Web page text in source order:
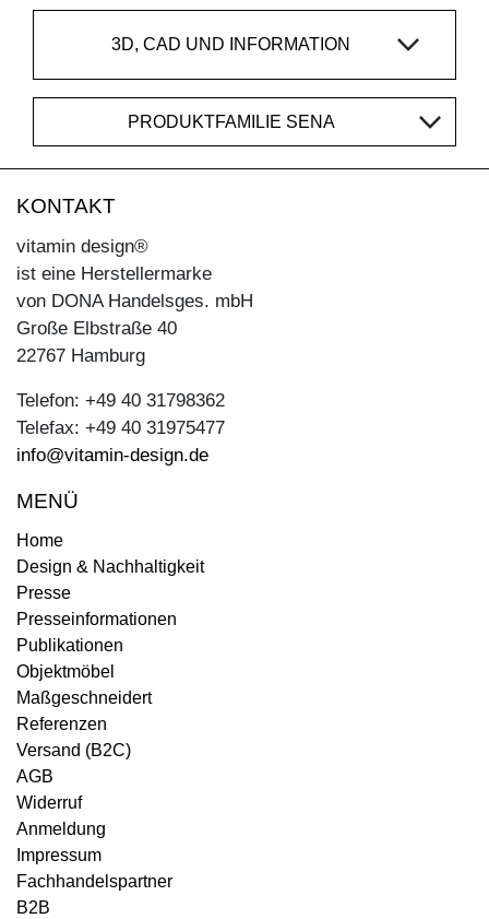
3D, CAD UND INFORMATION
PRODUKTFAMILIE SENA
KONTAKT
vitamin design®
ist eine Herstellermarke
von DONA Handelsges. mbH
Große Elbstraße 40
22767 Hamburg
Telefon: +49 40 31798362
Telefax: +49 40 31975477
info@vitamin-design.de
MENÜ
Home
Design & Nachhaltigkeit
Presse
Presseinformationen
Publikationen
Objektmöbel
Maßgeschneidert
Referenzen
Versand (B2C)
AGB
Widerruf
Anmeldung
Impressum
Fachhandelspartner
B2B